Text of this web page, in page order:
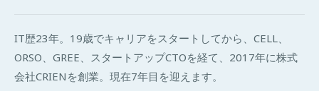
IT歴23年。19歳でキャリアをスタートしてから、CELL、
ORSO、GREE、スタートアップCTOを経て、2017年に株式
会社CRIENを創業。現在7年目を迎えます。